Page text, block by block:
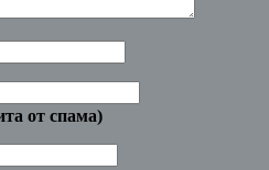
от спама)